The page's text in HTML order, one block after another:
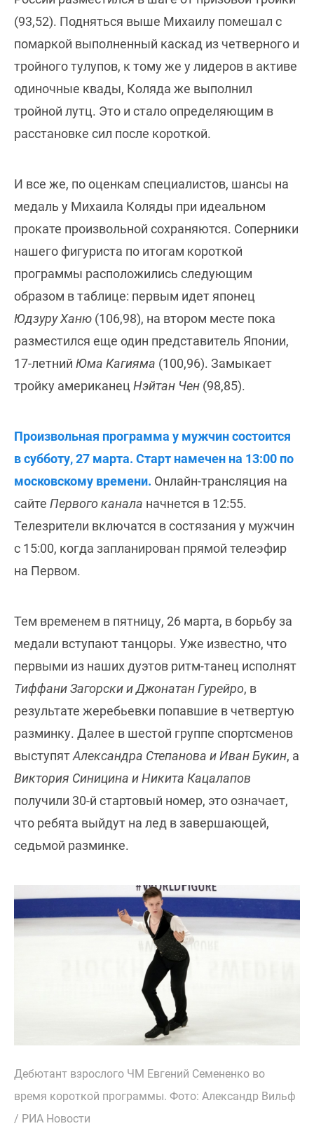
(93,52). Подняться выше Михаилу помешал с
помаркой выполненный каскад из четверного и
тройного тулупов, к тому же у лидеров в активе
одиночные квады, Коляда же выполнил
тройной лутц. Это и стало определяющим в
расстановке сил после короткой.
И все же, по оценкам специалистов, шансы на
медаль у Михаила Коляды при идеальном
прокате произвольной сохраняются. Соперники
нашего фигуриста по итогам короткой
программы расположились следующим
образом в таблице: первым идет японец
Юдзуру Ханю (106,98), на втором месте пока
разместился еще один представитель Японии,
17-летний Юма Кагияма (100,96). Замыкает
тройку американец Нэйтан Чен (98,85).
Произвольная программа у мужчин состоится
в субботу, 27 марта. Старт намечен на 13:00 по
московскому времени. Онлайн-трансляция на
сайте Первого канала начнется в 12:55.
Телезрители включатся в состязания у мужчин
с 15:00, когда запланирован прямой телеэфир
на Первом.
Тем временем в пятницу, 26 марта, в борьбу за
медали вступают танцоры. Уже известно, что
первыми из наших дуэтов ритм-танец исполнят
Тиффани Загорски и Джонатан Гурейро, в
результате жеребьевки попавшие в четвертую
разминку. Далее в шестой группе спортсменов
выступятАлександра Степанова и Иван Букин, а
Виктория Синицина и Никита Кацалапов
получили 30-й стартовый номер, это означает,
что ребята выйдут на лед в завершающей,
седьмой разминке.
Дебютант взрослого ЧМ Евгений Семененко во
время короткой программы. Фото: Александр Вильф
/ РИА Новости